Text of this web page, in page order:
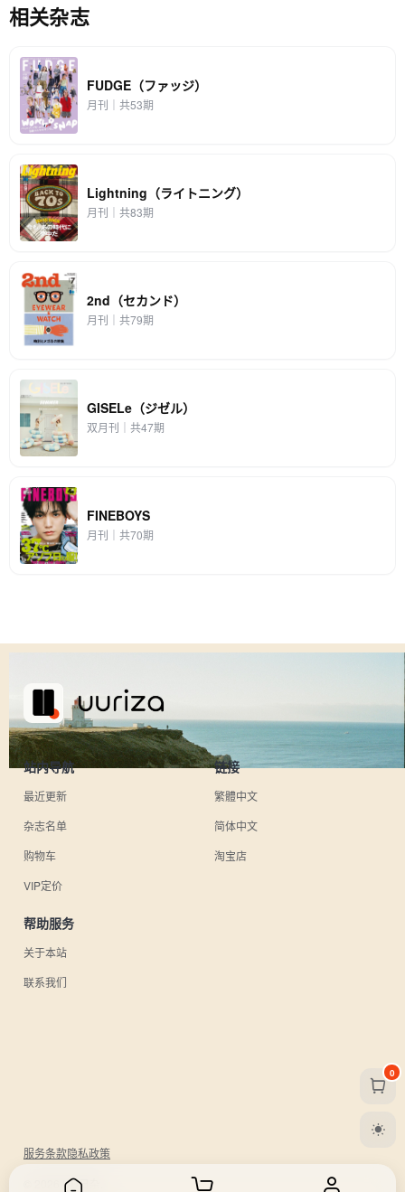
相关杂志
FUDGE（ファッジ）
月刊｜共53期
Lightning（ライトニング）
月刊｜共83期
2nd（セカンド）
月刊｜共79期
GISELe（ジゼル）
双月刊｜共47期
FINEBOYS
月刊｜共70期
站内导航
最近更新
杂志名单
购物车
VIP定价
链接
繁體中文
简体中文
淘宝店
帮助服务
关于本站
联系我们
服务条款隐私政策
© 2026 UU日杂.
0